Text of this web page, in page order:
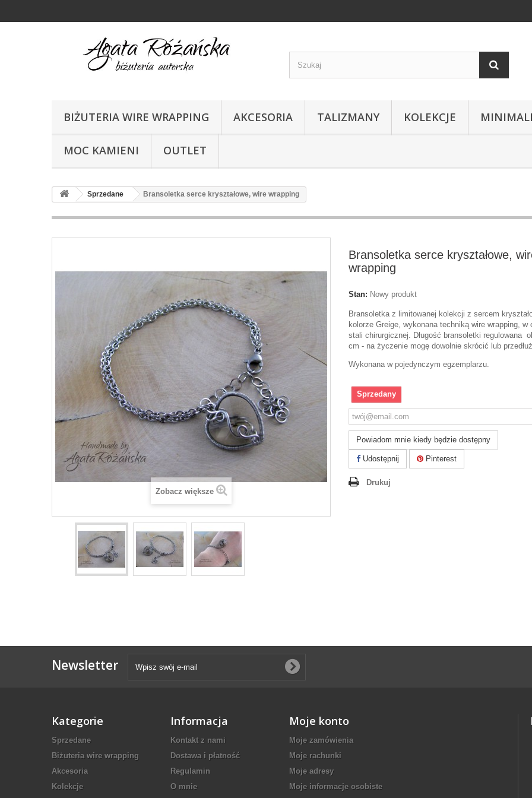
BIŻUTERIA WIRE WRAPPING AKCESORIA TALIZMANY KOLEKCJE
MOC KAMIENI OUTLET
Sprzedane Bransoletka serce kryształowe, wire wrapping
Zobacz większe
Bransoletka serce kryształowe,
wrapping
Stan: Nowy produkt
Bransoletka z limitowanej kolekcji z sercem
kolorze Greige, wykonana techniką wire wrapping, w
stali chirurgicznej. Długość bransoletki regulowana
cm - na życzenie mogę dowolnie skrócić lub
Wykonana w pojedynczym egzemplarzu.
Sprzedany
Powiadom mnie kiedy będzie dostępny
Udostępnij Pinterest
Drukuj
Newsletter
Kategorie
Sprzedane
Biżuteria wire wrapping
Akcesoria
Kolekcje
Informacja
Kontakt z nami
Dostawa i płatność
Regulamin
O mnie
Moje konto
Moje zamówienia
Moje rachunki
Moje adresy
Moje informacje osobiste